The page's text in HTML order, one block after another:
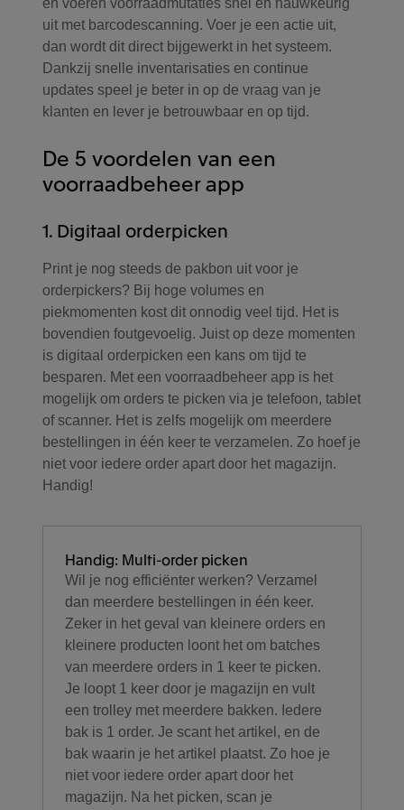
en voeren voorraadmutaties snel en nauwkeurig
uit met barcodescanning. Voer je een actie uit,
dan wordt dit direct bijgewerkt in het systeem.
Dankzij snelle inventarisaties en continue
updates speel je beter in op de vraag van je
klanten en lever je betrouwbaar en op tijd.
De 5 voordelen van een
voorraadbeheer app
1. Digitaal orderpicken
Print je nog steeds de pakbon uit voor je
orderpickers? Bij hoge volumes en
piekmomenten kost dit onnodig veel tijd. Het is
bovendien foutgevoelig. Juist op deze momenten
is digitaal orderpicken een kans om tijd te
besparen. Met een voorraadbeheer app is het
mogelijk om orders te picken via je telefoon, tablet
of scanner. Het is zelfs mogelijk om meerdere
bestellingen in één keer te verzamelen. Zo hoef je
niet voor iedere order apart door het magazijn.
Handig!
Handig: Multi-order picken
Wil je nog efficiënter werken? Verzamel
dan meerdere bestellingen in één keer.
Zeker in het geval van kleinere orders en
kleinere producten loont het om batches
van meerdere orders in 1 keer te picken.
Je loopt 1 keer door je magazijn en vult
een trolley met meerdere bakken. Iedere
bak is 1 order. Je scant het artikel, en de
bak waarin je het artikel plaatst. Zo hoe je
niet voor iedere order apart door het
magazijn. Na het picken, scan je